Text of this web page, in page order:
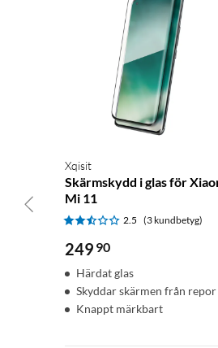
Xqisit
Skärmskydd i glas för
Mi 11
2.5 (3 kundbetyg)
249 90
Härdat glas
Skyddar skärmen från repor
Knappt märkbart